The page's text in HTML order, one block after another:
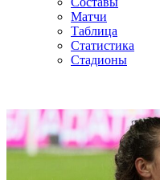
Матчи
Таблица
Статистика
Стадионы